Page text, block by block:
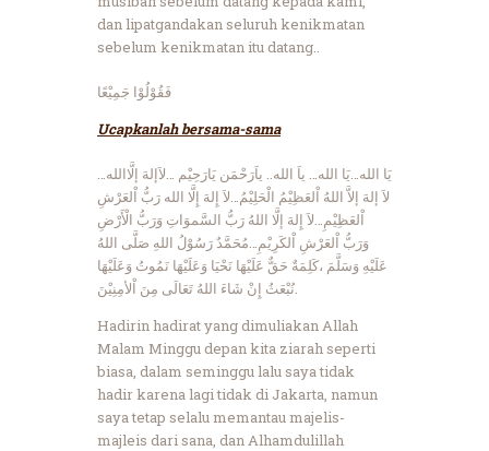
dan lipatgandakan seluruh kenikmatan
sebelum kenikmatan itu datang..
فَقُوْلُوْا جَمِيْعًا
Ucapkanlah bersama-sama
يَا الله…يَا الله… ياَ الله.. ياَرَحْمَن يَارَحِيْم …لاَإلهَ إلَّاالله…
لاَ إلهَ إلاَّ اللهُ اْلعَظِيْمُ الْحَلِيْمُ…لاَ إِلهَ إِلَّا الله رَبُّ اْلعَرْشِ
اْلعَظِيْمِ…لاَ إِلهَ إلَّا اللهُ رَبُّ السَّموَاتِ وَرَبُّ الْأَرْضِ
وَرَبُّ اْلعَرْشِ اْلكَرِيْمِ…مُحَمَّدٌ رَسُوْلُ اللهِ صَلَّى اللهُ
عَلَيْهِ وَسَلَّمَ ،كَلِمَةٌ حَقٌّ عَلَيْهَا نَحْيَا وَعَلَيْهَا نَمُوتُ وَعَلَيْهَا
نُبْعَثُ إِنْ شَاءَ اللهُ تَعَالَى مِنَ اْلأمِنِيْنَ.
Hadirin hadirat yang dimuliakan Allah
Malam Minggu depan kita ziarah seperti
biasa, dalam seminggu lalu saya tidak
hadir karena lagi tidak di Jakarta, namun
saya tetap selalu memantau majelis-
majleis dari sana, dan Alhamdulillah